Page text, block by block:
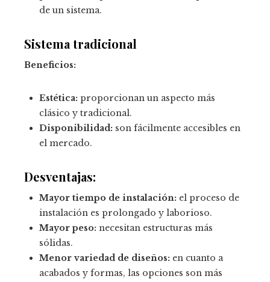
de un sistema.
Sistema tradicional
Beneficios:
Estética: proporcionan un aspecto más
clásico y tradicional.
Disponibilidad: son fácilmente accesibles en
el mercado.
Desventajas:
Mayor tiempo de instalación: el proceso de
instalación es prolongado y laborioso.
Mayor peso: necesitan estructuras más
sólidas.
Menor variedad de diseños: en cuanto a
acabados y formas, las opciones son más